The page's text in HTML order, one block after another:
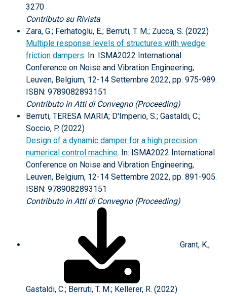
3270
Contributo su Rivista
Zara, G.; Ferhatoglu, E.; Berruti, T. M.; Zucca, S. (2022)
Multiple response levels of structures with wedge
friction dampers. In: ISMA2022 International
Conference on Noise and Vibration Engineering,
Leuven, Belgium, 12-14 Settembre 2022, pp. 975-989.
ISBN: 9789082893151
Contributo in Atti di Convegno (Proceeding)
Berruti, TERESA MARIA; D'Imperio, S.; Gastaldi, C.;
Soccio, P. (2022)
Design of a dynamic damper for a high precision
numerical control machine. In: ISMA2022 International
Conference on Noise and Vibration Engineering,
Leuven, Belgium, 12-14 Settembre 2022, pp. 891-905.
ISBN: 9789082893151
Contributo in Atti di Convegno (Proceeding)
Grant, K.;
Gastaldi, C.; Berruti, T. M.; Kellerer, R. (2022)